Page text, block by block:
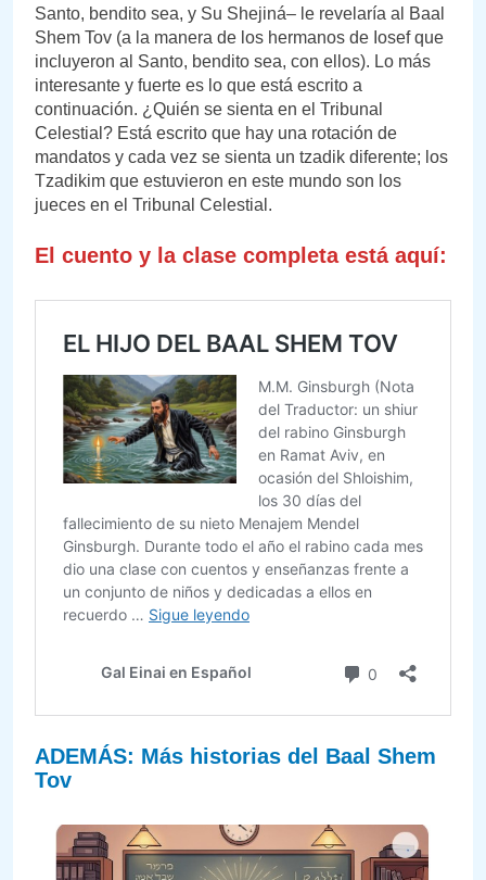
Santo, bendito sea, y Su Shejiná– le revelaría al Baal
Shem Tov (a la manera de los hermanos de Iosef que
incluyeron al Santo, bendito sea, con ellos). Lo más
interesante y fuerte es lo que está escrito a
continuación. ¿Quién se sienta en el Tribunal
Celestial? Está escrito que hay una rotación de
mandatos y cada vez se sienta un tzadik diferente; los
Tzadikim que estuvieron en este mundo son los
jueces en el Tribunal Celestial.
El cuento y la clase completa está aquí:
ADEMÁS: Más historias del Baal Shem
Tov